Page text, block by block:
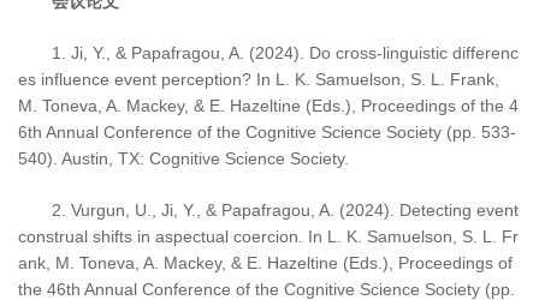
1. Ji, Y., & Papafragou, A. (2024). Do cross-linguistic differenc
es influence event perception? In L. K. Samuelson, S. L. Frank,
M. Toneva, A. Mackey, & E. Hazeltine (Eds.), Proceedings of the 4
6th Annual Conference of the Cognitive Science Society (pp. 533-
540). Austin, TX: Cognitive Science Society.
2. Vurgun, U., Ji, Y., & Papafragou, A. (2024). Detecting event
construal shifts in aspectual coercion. In L. K. Samuelson, S. L. Fr
ank, M. Toneva, A. Mackey, & E. Hazeltine (Eds.), Proceedings of
the 46th Annual Conference of the Cognitive Science Society (pp.